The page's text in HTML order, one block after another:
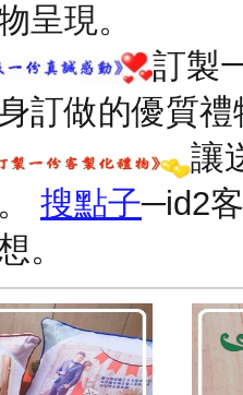
呈現。
訂製
訂做的優質禮
讓
搜點子─id2
。